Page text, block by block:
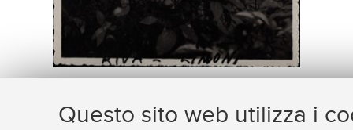
Questo sito web utilizza i